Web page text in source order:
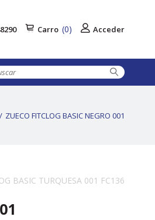
Carro (0) Acceder
ZUECO FITCLOG BASIC NEGRO 001
BASIC TURQUESA 001 FC136